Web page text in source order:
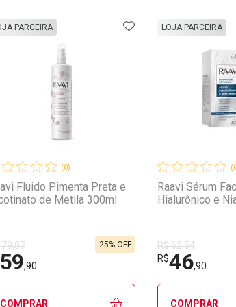
FECHAR
Ativar Desconto
Comprar sem Desconto
FECHAR
Menos
Comprar sem Desconto
Ativar
Comprar sem
Por Menos
Comprar sem
(0)
Fluido Pimenta Preta e
de Metila 300ml
PARCEIRA
79,87
59,90
25% OFF
ADICIONAR AOS
COMPRAR
Raavi Sérum
Hialurônico e
LOJA PARCEIRA
R$ 62,54
R$46,90
COMPRAR